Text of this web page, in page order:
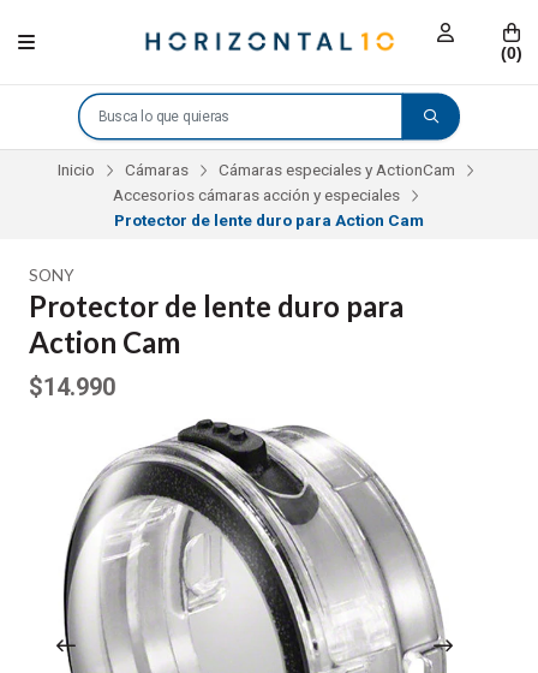
(0)
Inicio Cámaras
Cámaras especiales y ActionCam
Accesorios cámaras acción y especiales
Protector de lente duro para Action Cam
SONY
Protector de lente duro para
Action Cam
$14.990